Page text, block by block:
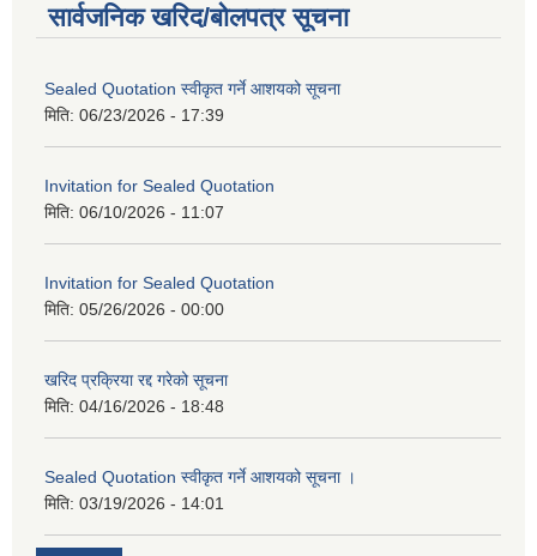
सार्वजनिक खरिद/बोलपत्र सूचना
Sealed Quotation स्वीकृत गर्ने आशयको सूचना
मिति: 06/23/2026 - 17:39
Invitation for Sealed Quotation
मिति: 06/10/2026 - 11:07
Invitation for Sealed Quotation
मिति: 05/26/2026 - 00:00
खरिद प्रक्रिया रद्द गरेको सूचना
मिति: 04/16/2026 - 18:48
Sealed Quotation स्वीकृत गर्ने आशयको सूचना ।
मिति: 03/19/2026 - 14:01